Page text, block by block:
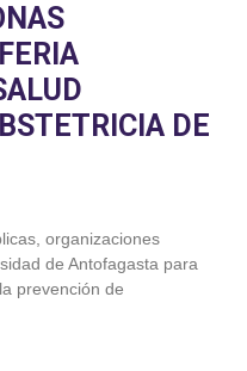
DE
organizaciones
de Antofagasta para
prevención de